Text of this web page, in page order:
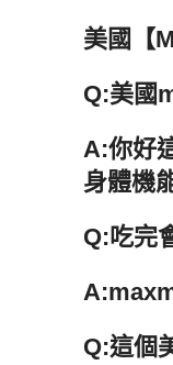
美國【
Q:美國
A:你好
身體機
Q:吃完
Q:這個